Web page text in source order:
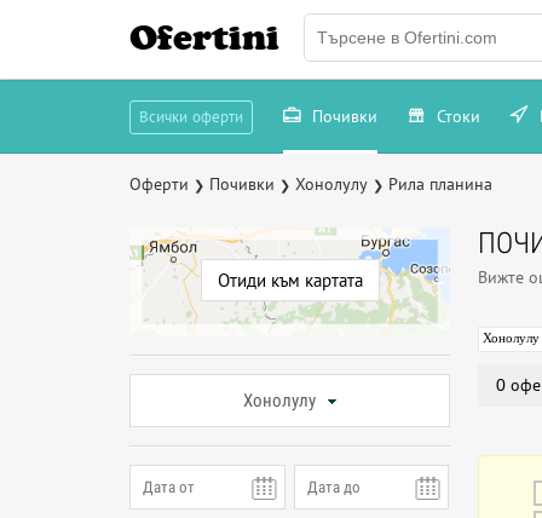
Ofertini
Всички оферти Почивки Стоки
Оферти ❯ Почивки ❯ Хонолулу ❯ Рила планина
Отиди към картата
Хонолулу
Вижте
Хонолулу
0